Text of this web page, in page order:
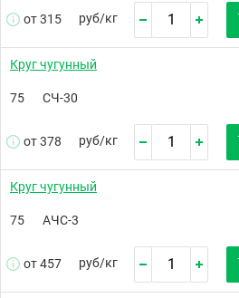
от 315 руб/кг
Круг чугунный
75 СЧ-30
от 378 руб/кг
Круг чугунный
75 АЧС-3
от 457 руб/кг